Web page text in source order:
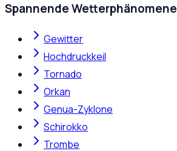
Spannende Wetterphänomene
Gewitter
Hochdruckkeil
Tornado
Orkan
Genua-Zyklone
Schirokko
Trombe